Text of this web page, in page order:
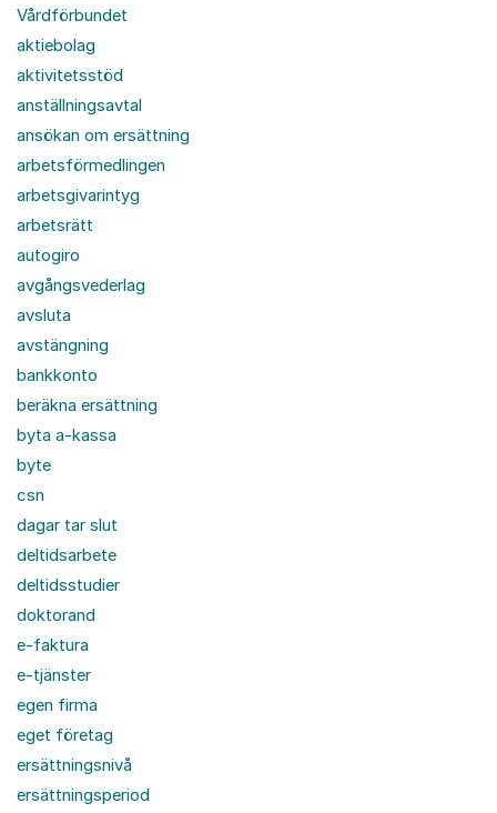
Vårdförbundet
aktiebolag
aktivitetsstöd
anställningsavtal
ansökan om ersättning
arbetsförmedlingen
arbetsgivarintyg
arbetsrätt
autogiro
avgångsvederlag
avsluta
avstängning
bankkonto
beräkna ersättning
byta a-kassa
byte
csn
dagar tar slut
deltidsarbete
deltidsstudier
doktorand
e-faktura
e-tjänster
egen firma
eget företag
ersättningsnivå
ersättningsperiod